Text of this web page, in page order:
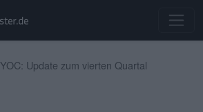
YOC: Update zum vierten Quartal